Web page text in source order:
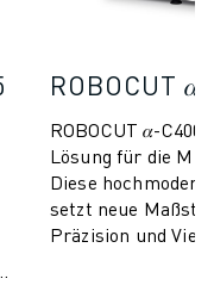
ROBOCUT
ROBOCUT 𝛼-
Lösung für die
Diese
setzt neue
Präzision und